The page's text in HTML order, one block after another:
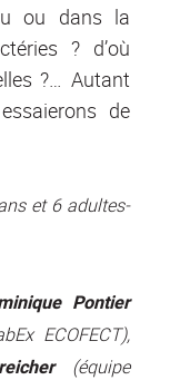
ou dans la
? d’où
?… Autant
de
et 6 adultes-
Pontier
ECOFECT),
(équipe